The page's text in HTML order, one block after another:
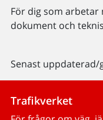
För dig som arbetar
dokument och
Senast uppdaterad/
Trafikverket